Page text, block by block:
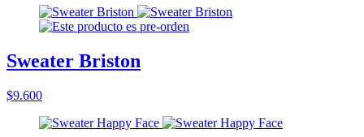
Sweater Briston
$9.600